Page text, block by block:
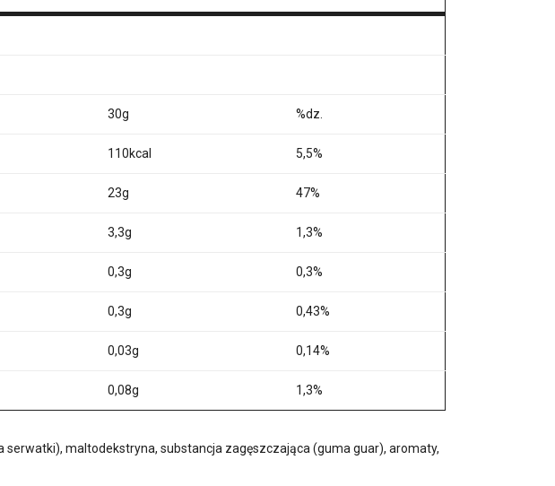
30g %dz.
110kcal 5,5%
23g 47%
3,3g 1,3%
0,3g 0,3%
0,3g 0,43%
0,03g 0,14%
0,08g 1,3%
serwatki), maltodekstryna, substancja zagęszczająca (guma guar), aromaty,